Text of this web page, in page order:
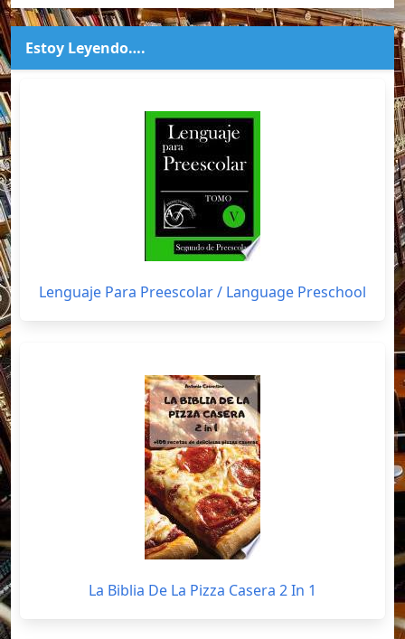
Estoy Leyendo….
Lenguaje Para Preescolar / Language Preschool
La Biblia De La Pizza Casera 2 In 1